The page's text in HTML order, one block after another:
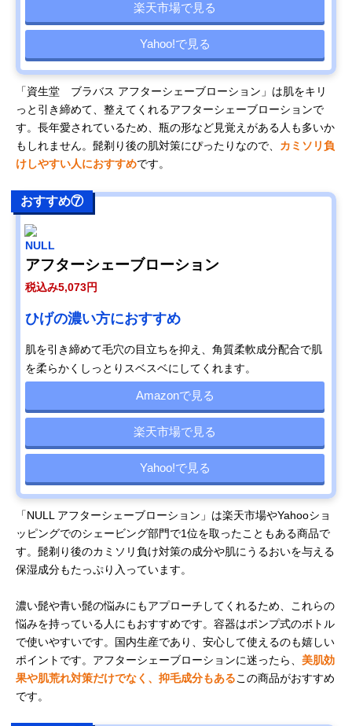
楽天市場で見る
Yahoo!で見る
「資生堂 ブラバス アフターシェーブローション」は肌をキリ
っと引き締めて、整えてくれるアフターシェーブローションで
す。長年愛されているため、瓶の形など見覚えがある人も多いか
もしれません。髭剃り後の肌対策にぴったりなので、 カミソリ負
けしやすい人におすすめです。
おすすめ⑦
NULL
アフターシェーブローション
税込み5,073円
ひげの濃い方におすすめ
肌を引き締めて毛穴の目立ちを抑え、角質柔軟成分配合で肌
を柔らかくしっとりスベスベにしてくれます。
Amazonで見る
楽天市場で見る
Yahoo!で見る
「NULL アフターシェーブローション」は楽天市場やYahooショ
ッピングでのシェービング部門で1位を取ったこともある商品で
す。髭剃り後のカミソリ負け対策の成分や肌にうるおいを与える
保湿成分もたっぷり入っています。
濃い髭や青い髭の悩みにもアプローチしてくれるため、これらの
悩みを持っている人にもおすすめです。容器はポンプ式のボトル
で使いやすいです。国内生産であり、安心して使えるのも嬉しい
ポイントです。アフターシェーブローションに迷ったら、 美肌効
果や肌荒れ対策だけでなく、抑毛成分もあるこの商品がおすすめ
です。